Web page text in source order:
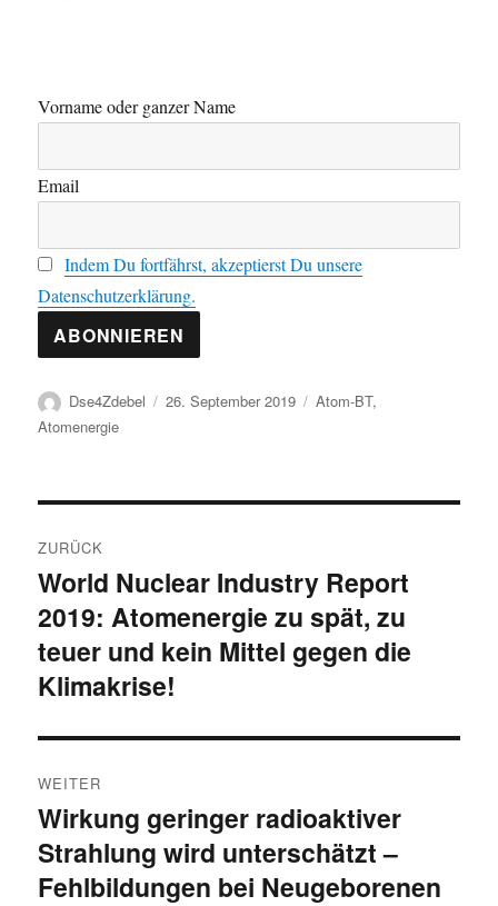
Vorname oder ganzer Name
Email
Indem Du fortfährst, akzeptierst Du unsere
Datenschutzerklärung.
Autor
Dse4Zdebel
Veröffentlicht
26. September 2019 Kategorien
Atom-BT,
Atomenergie
ZURÜCK
Vorheriger
Beitrag:
World Nuclear Industry Report
2019: Atomenergie zu spät, zu
teuer und kein Mittel gegen die
Klimakrise!
WEITER
Nächster
Beitrag:
Wirkung geringer radioaktiver
Strahlung wird unterschätzt –
Fehlbildungen bei Neugeborenen